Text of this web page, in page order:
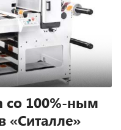
со 100%-ным
«Ситалле»